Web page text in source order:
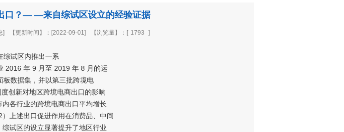
口？— —来自综试区设立的经验证据
] 【更新时间】：[2022-09-01] 【浏览量】：[ 1793 ]
综试区内推出一系
2016 年 9 月至 2019 年 8 月的运
数据集，并以第三批跨境电
创新对地区跨境电商出口的影响
各行业的跨境电商出口平均增长
上述出口促进作用在消费品、中间
试区的设立显著提升了地区行业